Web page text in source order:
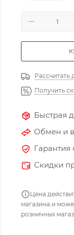
Рассчитать
Получить
Быстрая
Обмен и
Гарантия
Скидки
Цена
магазина и
розничных